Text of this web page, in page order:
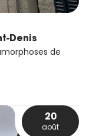
Denis
de
20
août